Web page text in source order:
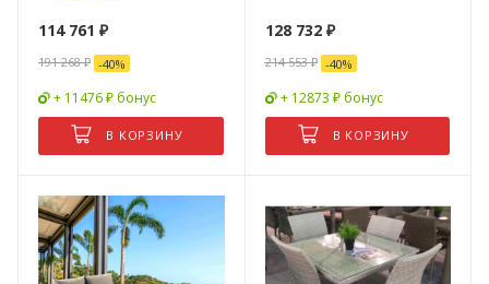
114 761 ₽
191 268₽ -40%
+ 11476 ₽ бонус
В КОРЗИНУ
128 732₽
214 553₽ -40%
+ 12873 ₽ бонус
В КОРЗИНУ